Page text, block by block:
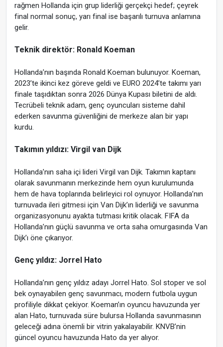
rağmen Hollanda için grup liderliği gerçekçi hedef; çeyrek
final normal sonuç, yarı final ise başarılı turnuva anlamına
gelir.
Teknik direktör: Ronald Koeman
Hollanda’nın başında Ronald Koeman bulunuyor. Koeman,
2023’te ikinci kez göreve geldi ve EURO 2024’te takımı yarı
finale taşıdıktan sonra 2026 Dünya Kupası biletini de aldı.
Tecrübeli teknik adam, genç oyuncuları sisteme dahil
ederken savunma güvenliğini de merkeze alan bir yapı
kurdu.
Takımın yıldızı: Virgil van Dijk
Hollanda’nın saha içi lideri Virgil van Dijk. Takımın kaptanı
olarak savunmanın merkezinde hem oyun kurulumunda
hem de hava toplarında belirleyici rol oynuyor. Hollanda’nın
turnuvada ileri gitmesi için Van Dijk’ın liderliği ve savunma
organizasyonunu ayakta tutması kritik olacak. FIFA da
Hollanda’nın güçlü savunma ve orta saha omurgasında Van
Dijk’ı öne çıkarıyor.
Genç yıldız: Jorrel Hato
Hollanda’nın genç yıldız adayı Jorrel Hato. Sol stoper ve sol
bek oynayabilen genç savunmacı, modern futbola uygun
profiliyle dikkat çekiyor. Koeman’ın oyuncu havuzunda yer
alan Hato, turnuvada süre bulursa Hollanda savunmasının
geleceği adına önemli bir vitrin yakalayabilir. KNVB’nin
güncel oyuncu havuzunda Hato da yer alıyor.